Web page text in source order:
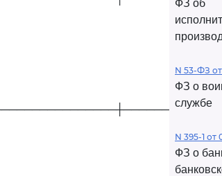
ФЗ об
N 53-ФЗ
ФЗ о
службе
N 395-1 от
ФЗ о